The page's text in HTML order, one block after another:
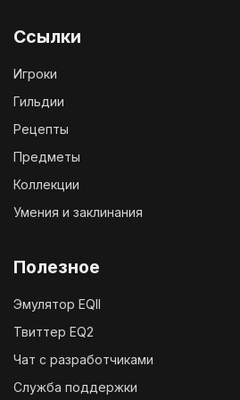
Ссылки
Игроки
Гильдии
Рецепты
Предметы
Коллекции
Умения и заклинания
Полезное
Эмулятор EQII
Твиттер EQ2
Чат с разработчиками
Служба поддержки